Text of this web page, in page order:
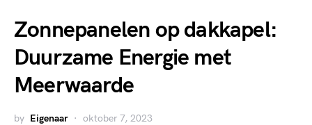
Zonnepanelen op dakkapel:
Duurzame Energie met
Meerwaarde
by Eigenaar oktober 7, 2023